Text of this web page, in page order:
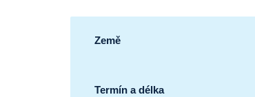
Země
Termín a délka